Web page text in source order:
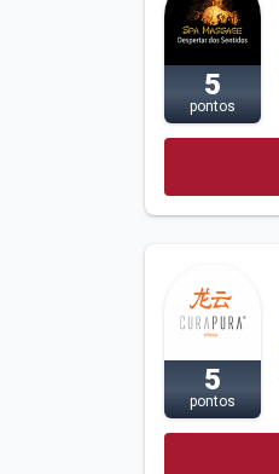
5
pontos
5
pontos